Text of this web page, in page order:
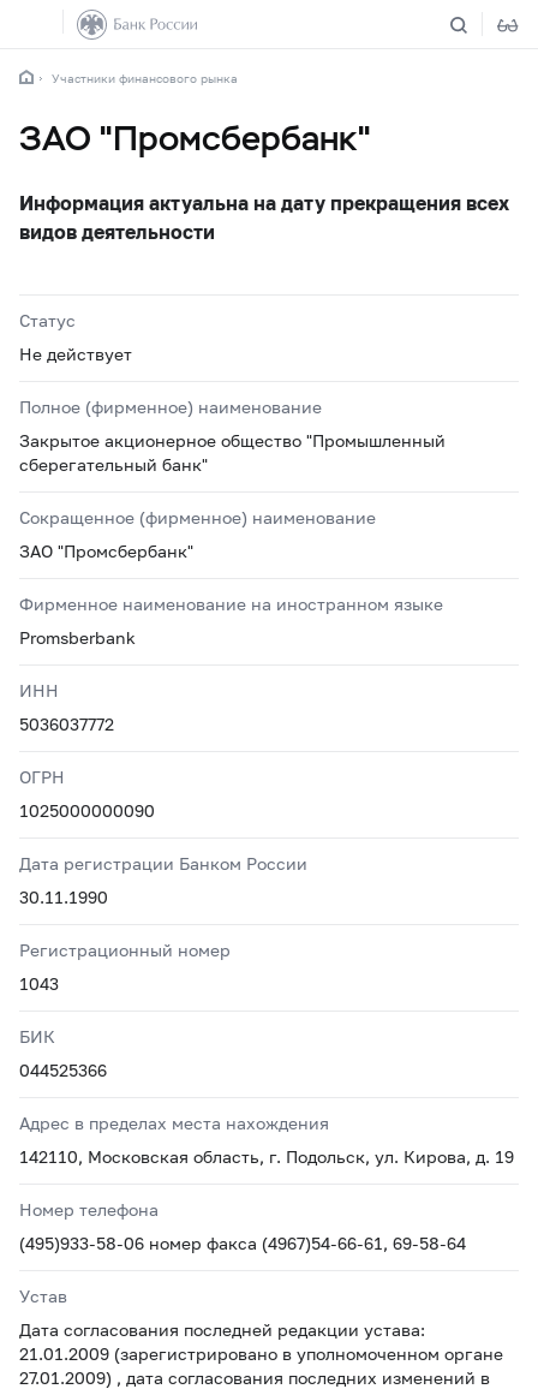
Участники финансового рынка
ЗАО "Промсбербанк"
Информация актуальна на дату прекращения всех
видов деятельности
Статус
Не действует
Полное (фирменное) наименование
Закрытое акционерное общество "Промышленный
сберегательный банк"
Сокращенное (фирменное) наименование
ЗАО "Промсбербанк"
Фирменное наименование на иностранном языке
Promsberbank
ИНН
5036037772
ОГРН
1025000000090
Дата регистрации Банком России
30.11.1990
Регистрационный номер
1043
БИК
044525366
Адрес в пределах места нахождения
142110, Московская область, г. Подольск, ул. Кирова, д. 19
Номер телефона
(495)933-58-06 номер факса (4967)54-66-61, 69-58-64
Устав
Дата согласования последней редакции устава:
21.01.2009 (зарегистрировано в уполномоченном органе
27.01.2009) , дата согласования последних изменений в